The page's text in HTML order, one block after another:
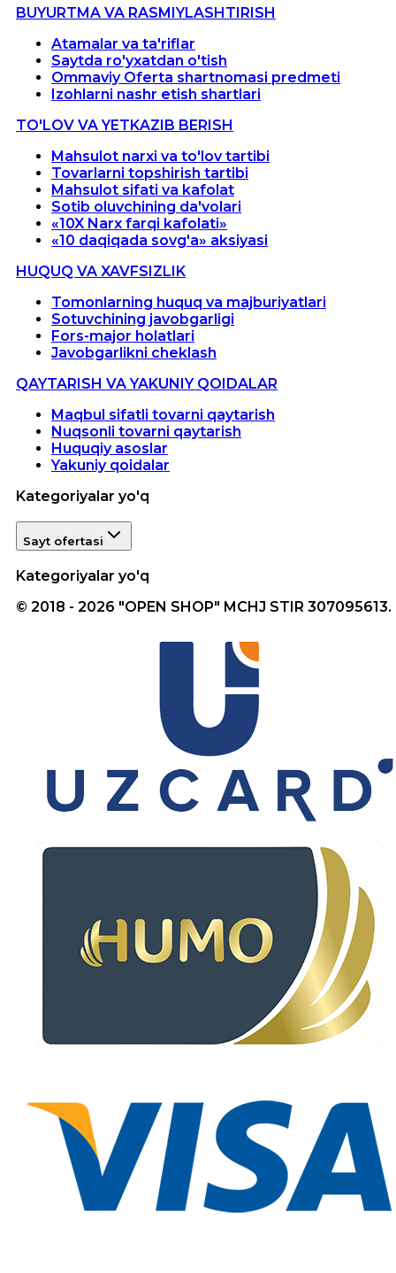
BUYURTMA VA RASMIYLASHTIRISH
Atamalar va ta'riflar
Saytda ro'yxatdan o'tish
Ommaviy Oferta shartnomasi predmeti
Izohlarni nashr etish shartlari
TO'LOV VA YETKAZIB BERISH
Mahsulot narxi va to'lov tartibi
Tovarlarni topshirish tartibi
Mahsulot sifati va kafolat
Sotib oluvchining da'volari
«10X Narx farqi kafolati»
«10 daqiqada sovg'a» aksiyasi
HUQUQ VA XAVFSIZLIK
Tomonlarning huquq va majburiyatlari
Sotuvchining javobgarligi
Fors-major holatlari
Javobgarlikni cheklash
QAYTARISH VA YAKUNIY QOIDALAR
Maqbul sifatli tovarni qaytarish
Nuqsonli tovarni qaytarish
Huquqiy asoslar
Yakuniy qoidalar
Kategoriyalar yo'q
Sayt ofertasi
Kategoriyalar yo'q
© 2018 - 2026 "OPEN SHOP" MCHJ STIR 307095613.